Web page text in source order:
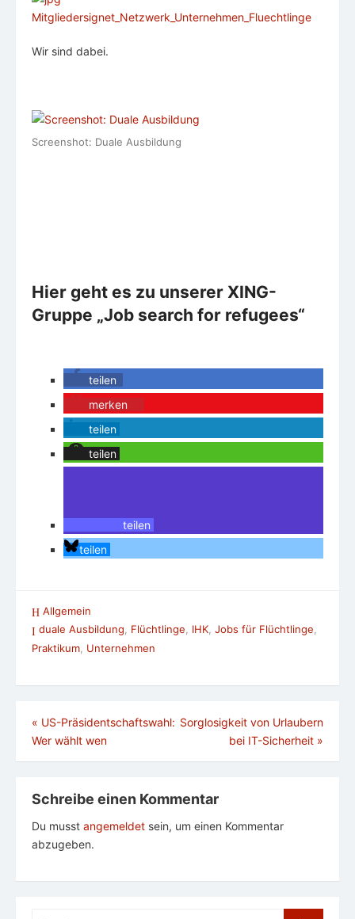
Wir sind dabei.
Screenshot: Duale Ausbildung
Hier geht es zu unserer XING-
Gruppe „Job search for refugees“
teilen
merken
teilen
teilen
teilen
teilen
Allgemein
duale Ausbildung, Flüchtlinge, IHK, Jobs für Flüchtlinge,
Praktikum Unternehmen
Beitragsnavigation
« US-Präsidentschaftswahl:
Wer wählt wen
Sorglosigkeit von Urlaubern
bei IT-Sicherheit »
Schreibe einen Kommentar
Du musst angemeldet sein, um einen Kommentar
abzugeben.